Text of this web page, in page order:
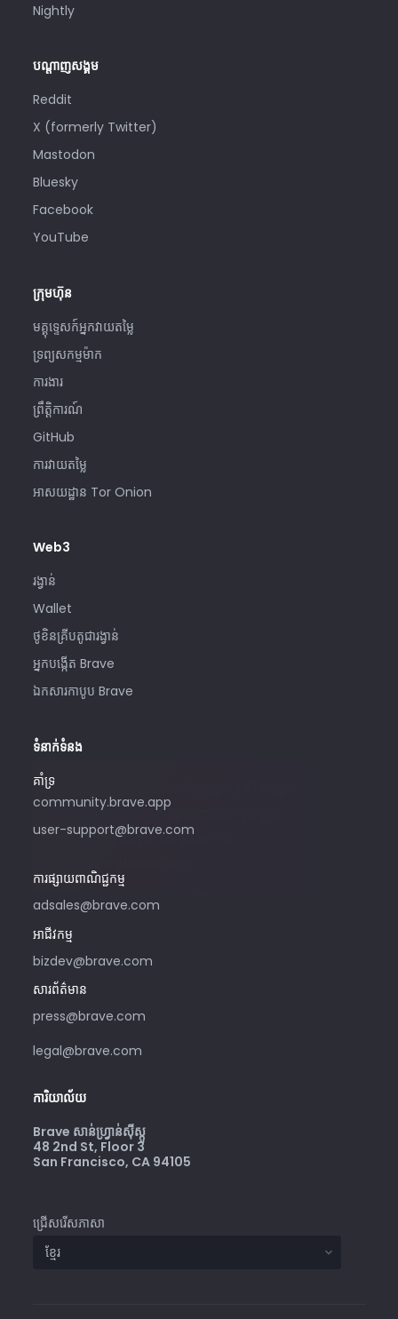
Nightly
បណ្តាញសង្គម
Reddit
X (formerly Twitter)
Mastodon
Bluesky
Facebook
YouTube
ក្រុមហ៊ុន
មគ្គុទ្ទេសក៍អ្នកវាយតម្លៃ
ទ្រព្យសកម្មម៉ាក
​ការងារ
ព្រឹត្តិការណ៍
GitHub
ការវាយតម្លៃ
អាសយដ្ឋាន Tor Onion
Web3
រង្វាន់
Wallet
ថូខិនគ្រីបតូជារង្វាន់
អ្នកបង្កើត Brave
ឯកសារកាបូប Brave
ទំនាក់ទំនង
គាំទ្រ
community.brave.app
user-support@brave.com
ការផ្សាយពាណិជ្ជកម្ម
adsales@brave.com
សូមប្រើអាសយដ្ឋានអ៊ីមែលនេះតែប៉ុណ្ណោះ ប្រសិនបើអ្នក
ចាប់អារម្មណ៍ក្នុងការទិញការផ្សាយពាណិជ្ជកម្មជាមួយ
Brave។ សម្រាប់ជំនួយ សូមចូលទៅកាន់
អាជីវកម្ម
bizdev@brave.com
សារព័ត៌មាន
press@brave.com
legal@brave.com
ការិយាល័យ
Brave សាន់ហ្វ្រាន់ស៊ីស្កូ
48 2nd St, Floor 3
San Francisco, CA 94105
ជ្រើសរើសភាសា